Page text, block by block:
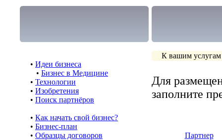
• Идеи бизнеса
• Бизнес в Медицине
• Технологии
• Изобретения
• Поиск партнёров
• Как начать свой бизнес?
• Бизнес-план
• Образцы договоров
К вашим услугам
Для
заполните
Партнер